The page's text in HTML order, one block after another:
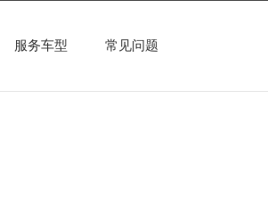
服务车型 常见问题